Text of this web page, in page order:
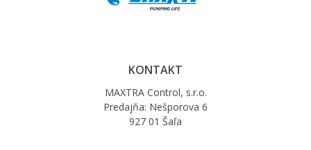
KONTAKT
MAXTRA Control, s.r.o.
Predajňa: Nešporova 6
927 01 Šaľa